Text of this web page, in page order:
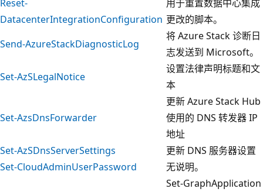
Reset-
DatacenterIntegrationConfiguration
用于重置数据中心集成
更改的脚本。
Send-AzureStackDiagnosticLog
将 Azure Stack 诊断日
志发送到 Microsoft。
Set-AzSLegalNotice
设置法律声明标题和文
本
Set-AzsDnsForwarder
更新 Azure Stack Hub
使用的 DNS 转发器 IP
地址
Set-AzSDnsServerSettings
更新 DNS 服务器设置
Set-CloudAdminUserPassword
无说明。
Set-GraphApplication